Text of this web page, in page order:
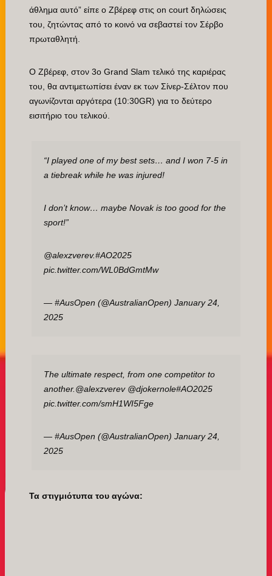
άθλημα αυτό” είπε ο Ζβέρεφ στις on court δηλώσεις
του, ζητώντας από το κοινό να σεβαστεί τον Σέρβο
πρωταθλητή.
Ο Ζβέρεφ, στον 3ο Grand Slam τελικό της καριέρας
του, θα αντιμετωπίσει έναν εκ των Σίνερ-Σέλτον που
αγωνίζονται αργότερα (10:30GR) για το δεύτερο
εισιτήριο του τελικού.
“I played one of my best sets… and I won 7-5 in
a tiebreak while he was injured!
I don’t know… maybe Novak is too good for the
sport!”
@alexzverev.#AO2025
pic.twitter.com/WL0BdGmtMw
— #AusOpen (@AustralianOpen) January 24,
2025
The ultimate respect, from one competitor to
another. @alexzverev @djokernole#AO2025
pic.twitter.com/smH1WI5Fge
— #AusOpen (@AustralianOpen) January 24,
2025
Τα στιγμιότυπα του αγώνα: